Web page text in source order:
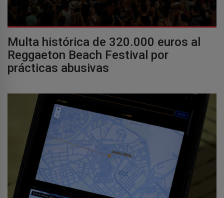
Multa histórica de 320.000 euros al
Reggaeton Beach Festival por
prácticas abusivas